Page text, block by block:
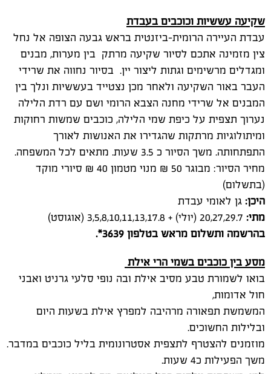
שקיעה עששיות וכוכבים בעבדת
עבדת העיירה הרומית-ביזנטית בראש גבעה הצופה אל נחל
צין מזמינה אתכם לסיור שקיעה מרתק בין מערות, מבנים
ומגדלים מרשימים וגתות ליצור יין. בסיור נחווה את שרידי
העבר באור השקיעה ולאחר מכן נצטייד בעששיות ונלך בין
המבנים אל שרידי מחנה הצבא הרומי ושם עם רדת הלילה
נערוך תצפית על כיפת שמי הלילה, כוכבים שמשות רחוקות
ומיתולוגיות מרתקות שהגדירו את האנושות לאורך
התפתחותה. משך הסיור כ 3.5 שעות. מתאים לכל המשפחה.
מחיר הסיור: מבוגר 50 ₪ מנוי מטמון 40 ₪ סיורי מוקד
(בתשלום)
היכן: גן לאומי עבדת
מתי:
בהרשמה ותשלום מראש בטלפון 3639
*.
מסע בין כוכבים בשמי הרי אילת
בואו לשמורת טבע מסיב אילת ובה נופי סלעי גרניט ואבני
חול אדומות,
המשמשת תפאורה מרהיבה למפרץ אילת בשעות היום
ובלילות החשוכים.
מוזמנים להצטרף לתצפית אסטרונומית בליל כוכבים במדבר.
משך הפעילות כ4 שעות.